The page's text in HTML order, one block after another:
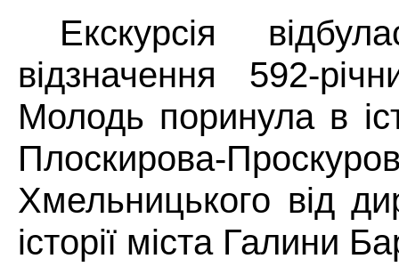
Екскурсія
відзначення 592-
Молодь поринула в
Плоскирова-
Хмельницького від
історії міста Галини